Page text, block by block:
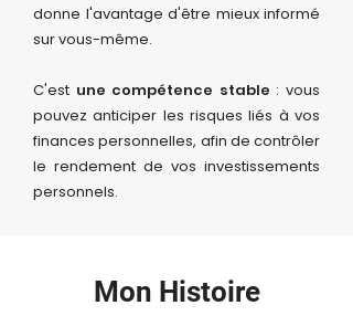
donne l'avantage d'être mieux informé
sur vous-même.
C'est une compétence stable : vous
pouvez anticiper les risques liés à vos
finances personnelles, afin de contrôler
le rendement de vos investissements
personnels.
Mon Histoire